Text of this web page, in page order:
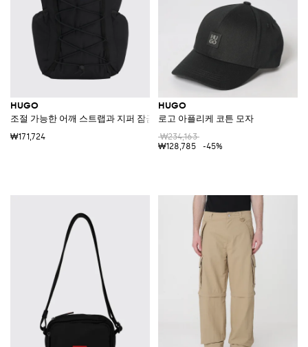
HUGO
조절 가능한 어깨 스트랩과 지퍼 잠금 장치가 있는 리사이클 폴리에스터 백팩
₩171,724
HUGO
로고 아플리케 코튼 모자
₩234,163
₩128,785
-45%